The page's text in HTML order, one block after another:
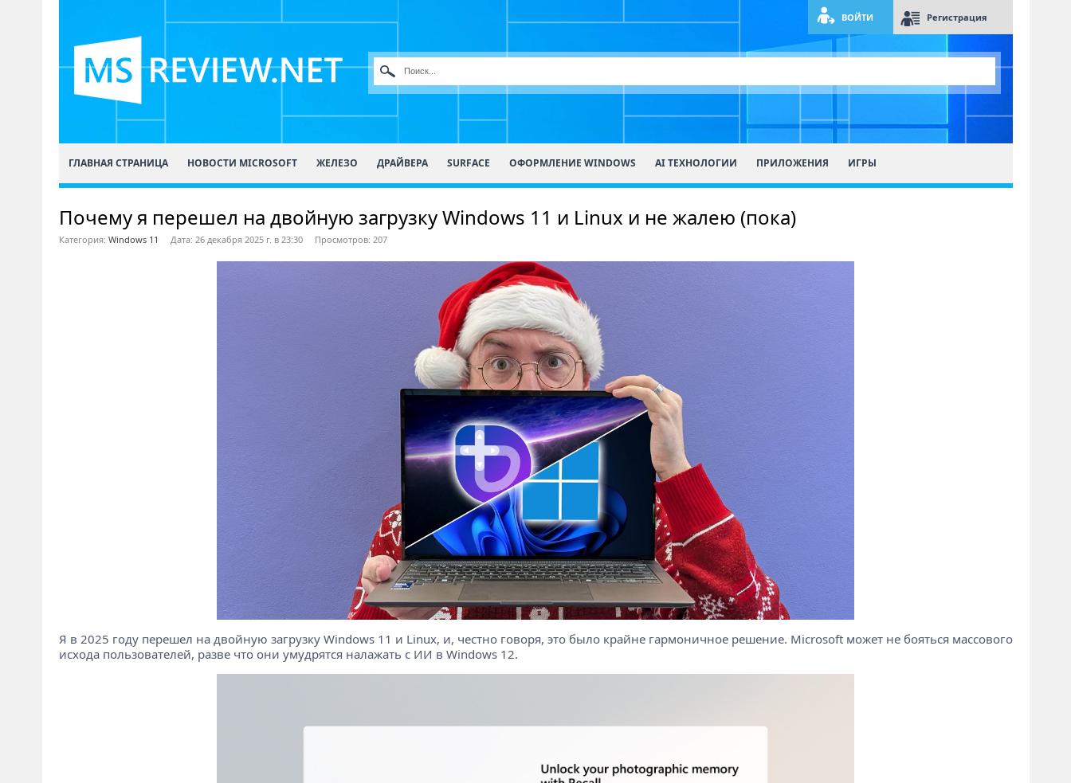
ВОЙТИ Регистрация
ГЛАВНАЯ СТРАНИЦА НОВОСТИ MICROSOFT ЖЕЛЕЗО ДРАЙВЕРА SURFACE ОФОРМЛЕНИЕ WINDOWS AI ТЕХНОЛОГИИ ПРИЛОЖЕНИЯ ИГРЫ
Почему я перешел на двойную загрузку Windows 11 и Linux и не жалею (пока)
Категория: Windows 11 Дата: 26 декабря 2025 г. в 23:30 Просмотров: 207
Я в 2025 году перешел на двойную загрузку Windows 11 и Linux, и, честно говоря, это было крайне гармоничное решение. Microsoft может не бояться массового
исхода пользователей, разве что они умудрятся налажать с ИИ в Windows 12.